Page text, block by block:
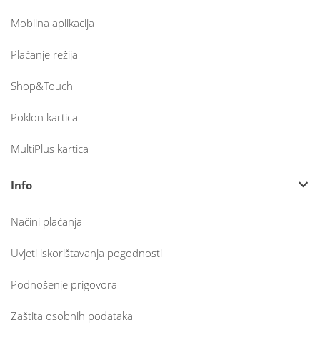
Mobilna aplikacija
Plaćanje režija
Shop&Touch
Poklon kartica
MultiPlus kartica
Info
Načini plaćanja
Uvjeti iskorištavanja pogodnosti
Podnošenje prigovora
Zaštita osobnih podataka